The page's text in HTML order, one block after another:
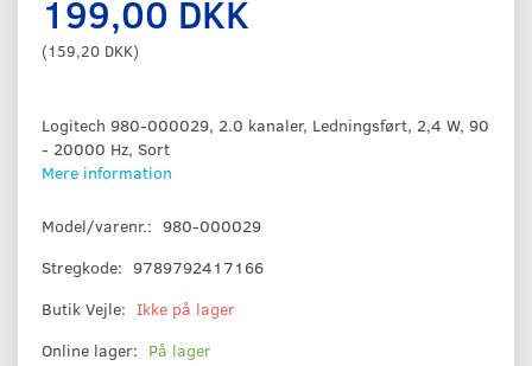
199,00 DKK
(159,20 DKK)
Logitech 980-000029, 2.0 kanaler, Ledningsført, 2,4 W, 90
- 20000 Hz, Sort
Mere information
Model/varenr.: 980-000029
Stregkode: 9789792417166
Butik Vejle: Ikke på lager
Online lager: På lager